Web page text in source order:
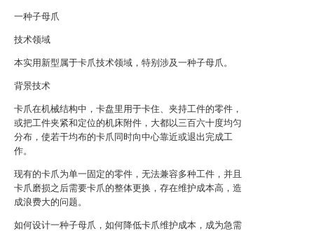
一种子母爪
技术领域
本实用新型属于卡爪技术领域，特别涉及一种子母爪。
背景技术
卡爪在机械结构中，卡盘里用于卡住、夹持工件的零件，
或把工件夹紧和定位的机床附件，大都以三百六十度均匀
分布，使若干均布的卡爪同时向中心靠近或退出完成工
作。
现有的卡爪为单一固定的零件，无法兼容多种工件，并且
卡爪磨损之后需要卡爪的整体更换，存在维护成本高，造
成浪费大的问题。
如何设计一种子母爪，如何降低卡爪维护成本，成为急需